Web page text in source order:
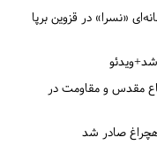
«نسرا» در قزوین برپا
مقدس و مقاومت در